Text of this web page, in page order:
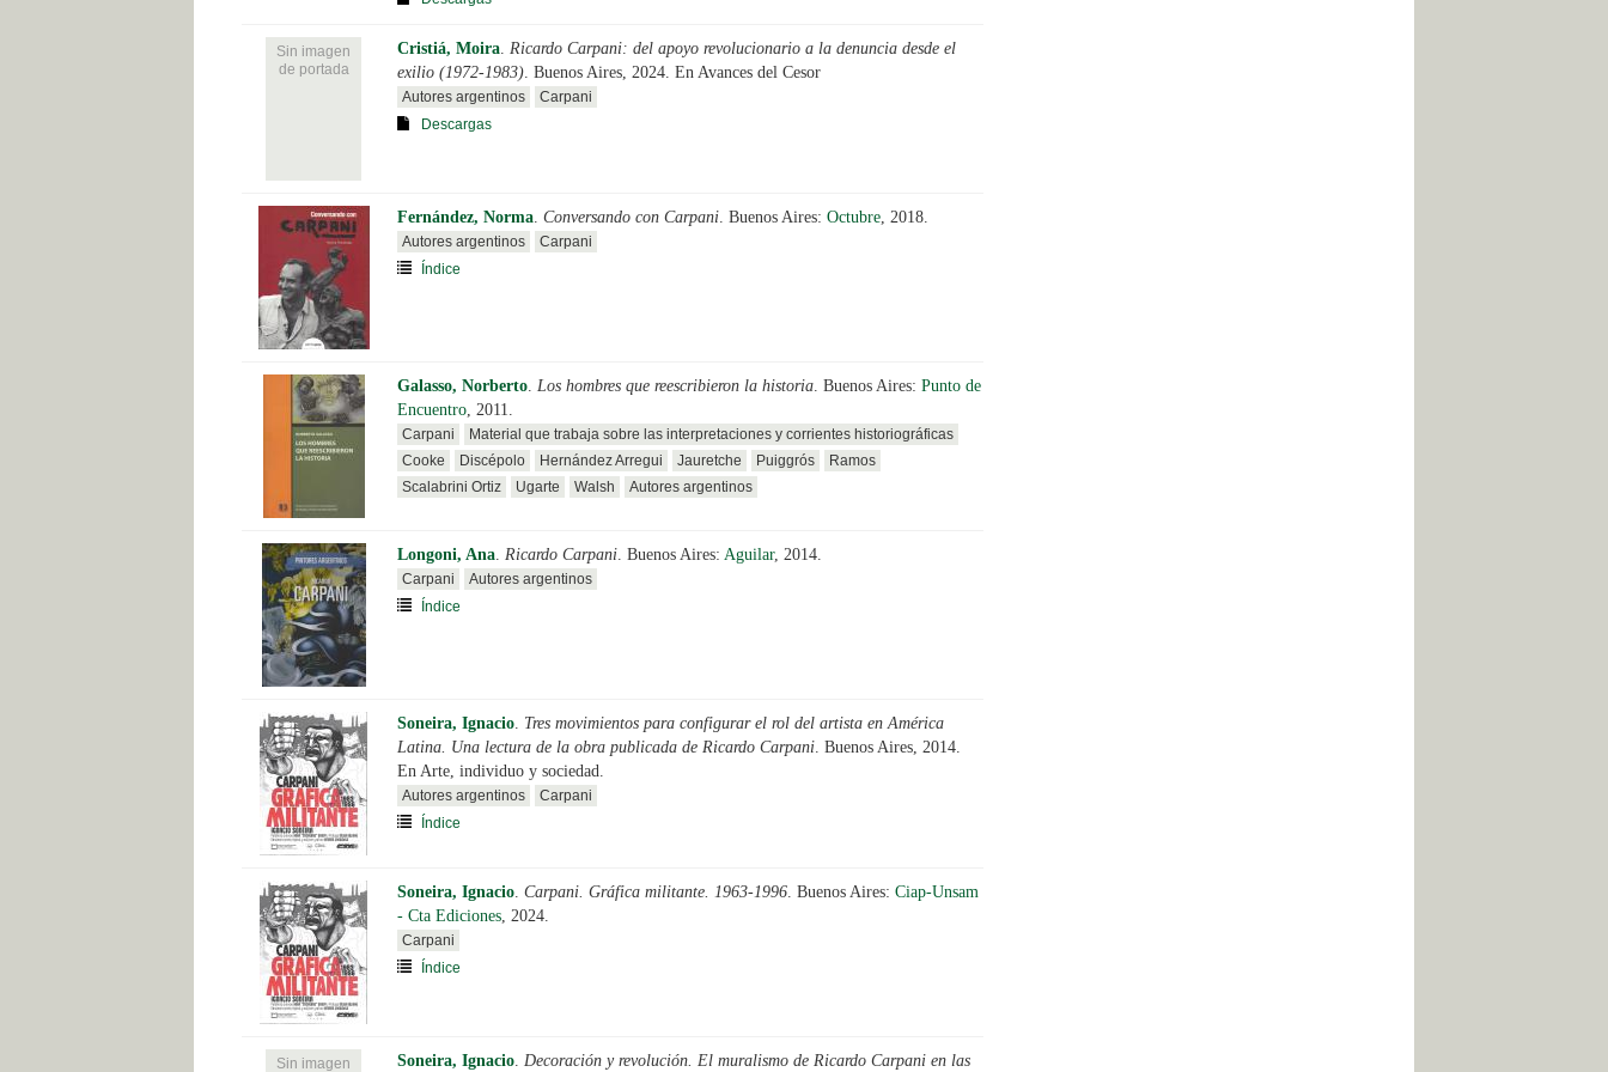
Sin imagen
de portada
Cristiá, Moira. Ricardo Carpani: del apoyo revolucionario a la denuncia desde el
exilio (1972-1983). Buenos Aires, 2024. En Avances del Cesor
Autores argentinos
Carpani
Descargas
Fernández, Norma. Conversando con Carpani. Buenos Aires: Octubre, 2018.
Autores argentinos
Carpani
Índice
Galasso, Norberto. Los hombres que reescribieron la historia. Buenos Aires: Punto de
Encuentro, 2011.
Carpani
Material que trabaja sobre las interpretaciones y corrientes historiográficas
Cooke
Discépolo Hernández Arregui Jauretche Puiggrós
Ramos
Scalabrini Ortiz
Ugarte Walsh Autores argentinos
Longoni, Ana. Ricardo Carpani. Buenos Aires: Aguilar, 2014.
Carpani
Autores argentinos
Índice
Soneira, Ignacio. Tres movimientos para configurar el rol del artista en América
Latina. Una lectura de la obra publicada de Ricardo Carpani. Buenos Aires, 2014.
En Arte, individuo y sociedad.
Autores argentinos
Carpani
Índice
Soneira, Ignacio. Carpani. Gráfica militante. 1963-1996. Buenos Aires: Ciap-Unsam
- Cta Ediciones, 2024.
Carpani
Índice
Sin imagen Soneira, Ignacio. Decoración y revolución. El muralismo de Ricardo Carpani en las